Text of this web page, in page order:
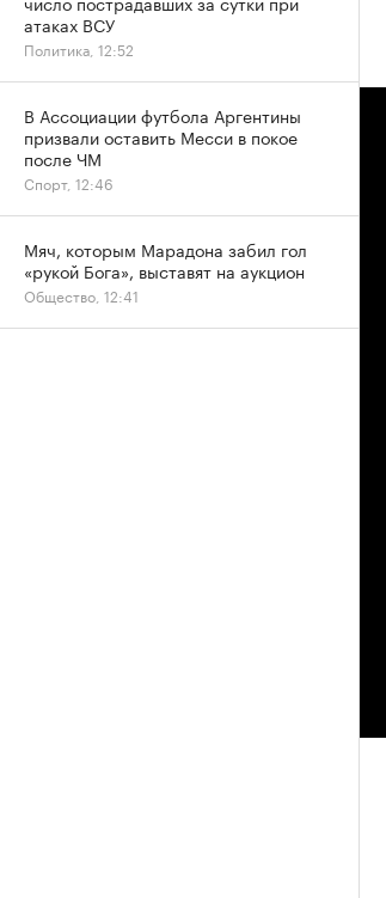
атаках ВСУ
Политика, 12:52
В Ассоциации футбола Аргентины
призвали оставить Месси в покое
после ЧМ
Спорт, 12:46
Мяч, которым Марадона забил гол
«рукой Бога», выставят на аукцион
Общество, 12:41